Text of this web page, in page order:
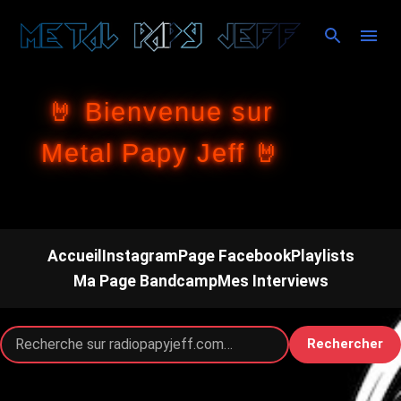
Accéder au contenu principal
🤘 Bienvenue sur
Metal Papy Jeff 🤘
Accueil InstagramPage FacebookPlaylists
Ma Page BandcampMes Interviews
Rechercher